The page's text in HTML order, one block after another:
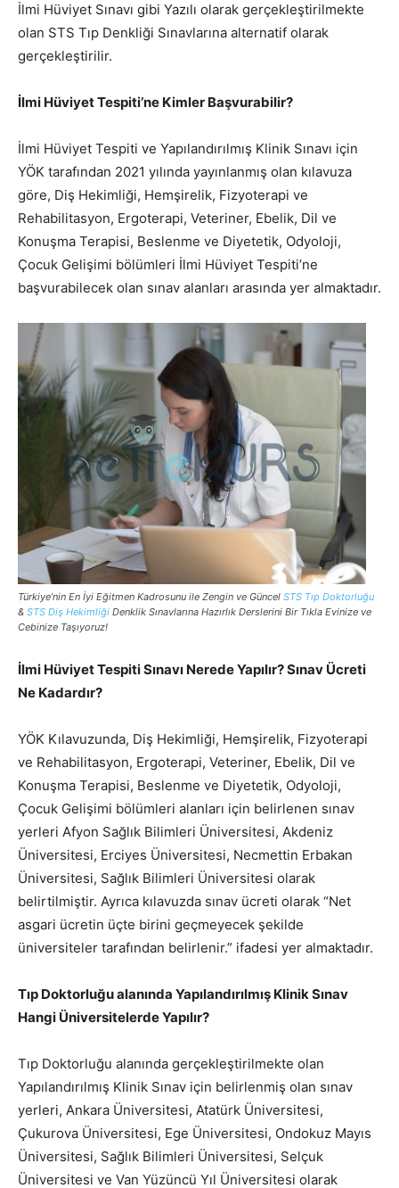
İlmi Hüviyet Sınavı gibi Yazılı olarak gerçekleştirilmekte
olan STS Tıp Denkliği Sınavlarına alternatif olarak
gerçekleştirilir.
İlmi Hüviyet Tespiti’ne Kimler Başvurabilir?
İlmi Hüviyet Tespiti ve Yapılandırılmış Klinik Sınavı için
YÖK tarafından 2021 yılında yayınlanmış olan kılavuza
göre, Diş Hekimliği, Hemşirelik, Fizyoterapi ve
Rehabilitasyon, Ergoterapi, Veteriner, Ebelik, Dil ve
Konuşma Terapisi, Beslenme ve Diyetetik, Odyoloji,
Çocuk Gelişimi bölümleri İlmi Hüviyet Tespiti’ne
başvurabilecek olan sınav alanları arasında yer almaktadır.
Türkiye’nin En İyi Eğitmen Kadrosunu ile Zengin ve Güncel STS Tıp Doktorluğu
& STS Diş Hekimliği Denklik Sınavlarına Hazırlık Derslerini Bir Tıkla Evinize ve
Cebinize Taşıyoruz!
İlmi Hüviyet Tespiti Sınavı Nerede Yapılır? Sınav Ücreti
Ne Kadardır?
YÖK Kılavuzunda, Diş Hekimliği, Hemşirelik, Fizyoterapi
ve Rehabilitasyon, Ergoterapi, Veteriner, Ebelik, Dil ve
Konuşma Terapisi, Beslenme ve Diyetetik, Odyoloji,
Çocuk Gelişimi bölümleri alanları için belirlenen sınav
yerleri Afyon Sağlık Bilimleri Üniversitesi, Akdeniz
Üniversitesi, Erciyes Üniversitesi, Necmettin Erbakan
Üniversitesi, Sağlık Bilimleri Üniversitesi olarak
belirtilmiştir. Ayrıca kılavuzda sınav ücreti olarak “Net
asgari ücretin üçte birini geçmeyecek şekilde
üniversiteler tarafından belirlenir.” ifadesi yer almaktadır.
Tıp Doktorluğu alanında Yapılandırılmış Klinik Sınav
Hangi Üniversitelerde Yapılır?
Tıp Doktorluğu alanında gerçekleştirilmekte olan
Yapılandırılmış Klinik Sınav için belirlenmiş olan sınav
yerleri, Ankara Üniversitesi, Atatürk Üniversitesi,
Çukurova Üniversitesi, Ege Üniversitesi, Ondokuz Mayıs
Üniversitesi, Sağlık Bilimleri Üniversitesi, Selçuk
Üniversitesi ve Van Yüzüncü Yıl Üniversitesi olarak